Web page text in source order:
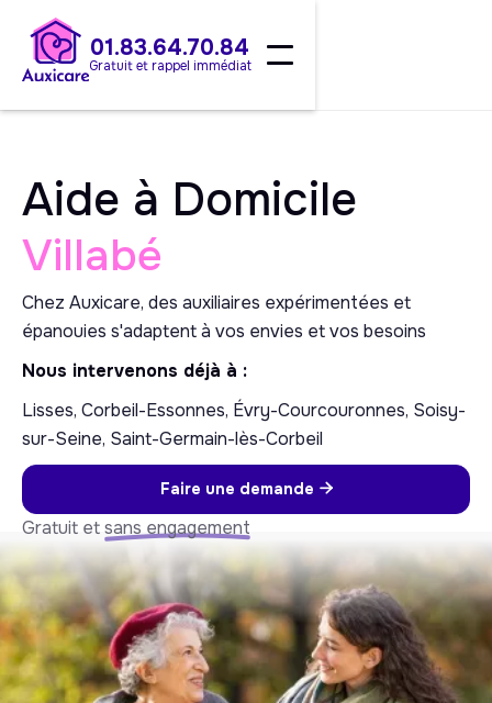
01.83.64.70.84
Gratuit et rappel immédiat
Aide à Domicile
Villabé
Chez Auxicare, des auxiliaires expérimentées et
épanouies s'adaptent à vos envies et vos besoins
Nous intervenons déjà à :
Lisses, Corbeil-Essonnes, Évry-Courcouronnes, Soisy-
sur-Seine, Saint-Germain-lès-Corbeil
Faire une demande 
Gratuit etsans engagement